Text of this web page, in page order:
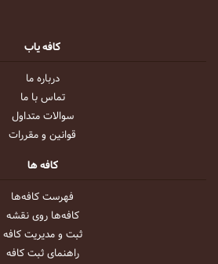
کافه یاب
درباره ما
تماس با ما
سوالات متداول
قوانین و مقررات
کافه ها
فهرست کافه‌ها
کافه‌ها روی نقشه
ثبت و مدیریت کافه
راهنمای ثبت کافه